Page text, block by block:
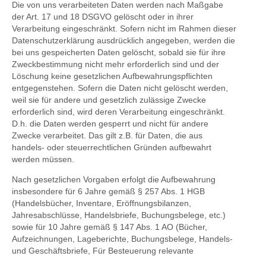
Die von uns verarbeiteten Daten werden nach Maßgabe
der Art. 17 und 18 DSGVO gelöscht oder in ihrer
Verarbeitung eingeschränkt. Sofern nicht im Rahmen dieser
Datenschutzerklärung ausdrücklich angegeben, werden die
bei uns gespeicherten Daten gelöscht, sobald sie für ihre
Zweckbestimmung nicht mehr erforderlich sind und der
Löschung keine gesetzlichen Aufbewahrungspflichten
entgegenstehen. Sofern die Daten nicht gelöscht werden,
weil sie für andere und gesetzlich zulässige Zwecke
erforderlich sind, wird deren Verarbeitung eingeschränkt.
D.h. die Daten werden gesperrt und nicht für andere
Zwecke verarbeitet. Das gilt z.B. für Daten, die aus
handels- oder steuerrechtlichen Gründen aufbewahrt
werden müssen.
Nach gesetzlichen Vorgaben erfolgt die Aufbewahrung
insbesondere für 6 Jahre gemäß § 257 Abs. 1 HGB
(Handelsbücher, Inventare, Eröffnungsbilanzen,
Jahresabschlüsse, Handelsbriefe, Buchungsbelege, etc.)
sowie für 10 Jahre gemäß § 147 Abs. 1 AO (Bücher,
Aufzeichnungen, Lageberichte, Buchungsbelege, Handels-
und Geschäftsbriefe, Für Besteuerung relevante